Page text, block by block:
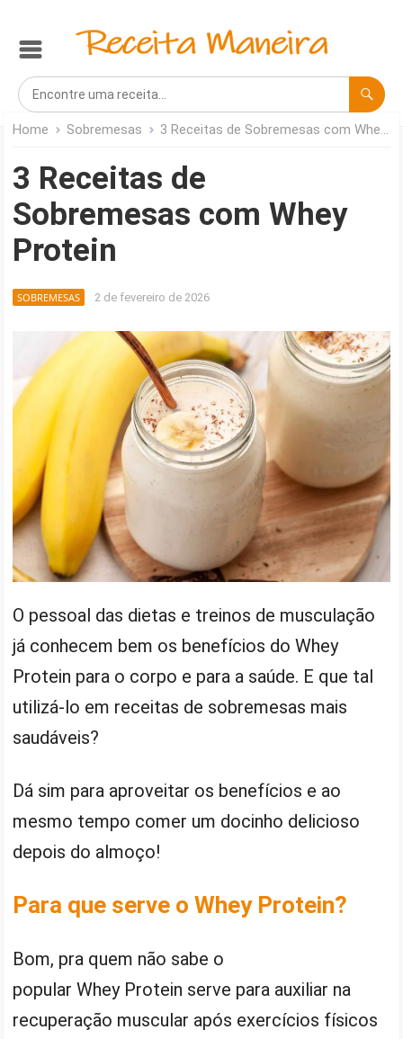
Home Sobremesas 3 Receitas de Sobremesas com Whey Protein
3 Receitas de
Sobremesas com Whey
Protein
SOBREMESAS 2 de fevereiro de 2026
O pessoal das dietas e treinos de musculação
já conhecem bem os benefícios do Whey
Protein para o corpo e para a saúde. E que tal
utilizá-lo em receitas de sobremesas mais
saudáveis?
Dá sim para aproveitar os benefícios e ao
mesmo tempo comer um docinho delicioso
depois do almoço!
Para que serve o Whey Protein?
Bom, pra quem não sabe o
popular Whey Protein serve para auxiliar na
recuperação muscular após exercícios físicos